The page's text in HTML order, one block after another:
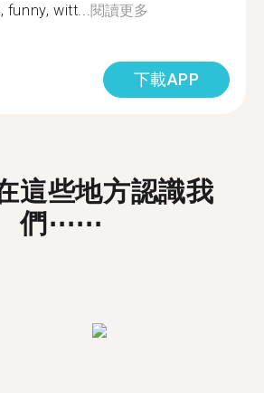
funny, witt...閱讀更多
下載APP
這些地方認識我
們⋯⋯